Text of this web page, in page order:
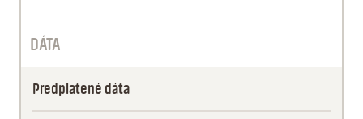
DÁTA
Predplatené dáta